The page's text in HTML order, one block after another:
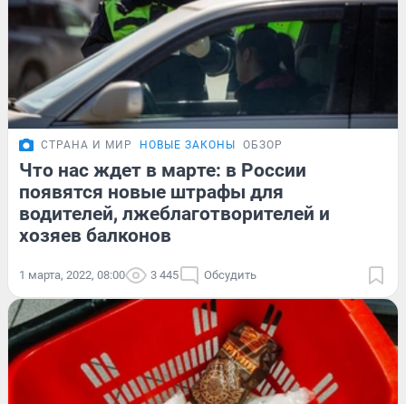
СТРАНА И МИР НОВЫЕ ЗАКОНЫ ОБЗОР
Что нас ждет в марте: в России
появятся новые штрафы для
водителей, лжеблаготворителей и
хозяев балконов
1 марта, 2022, 08:00 3 445 Обсудить